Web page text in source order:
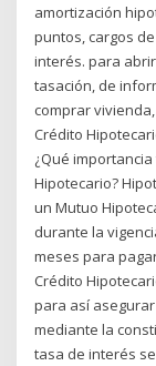
amortización
puntos, cargos
interés. para
tasación, de
comprar
Crédito
¿Qué
Hipotecario?
un Mutuo
durante la
meses para
Crédito
para así
mediante la
tasa de interés